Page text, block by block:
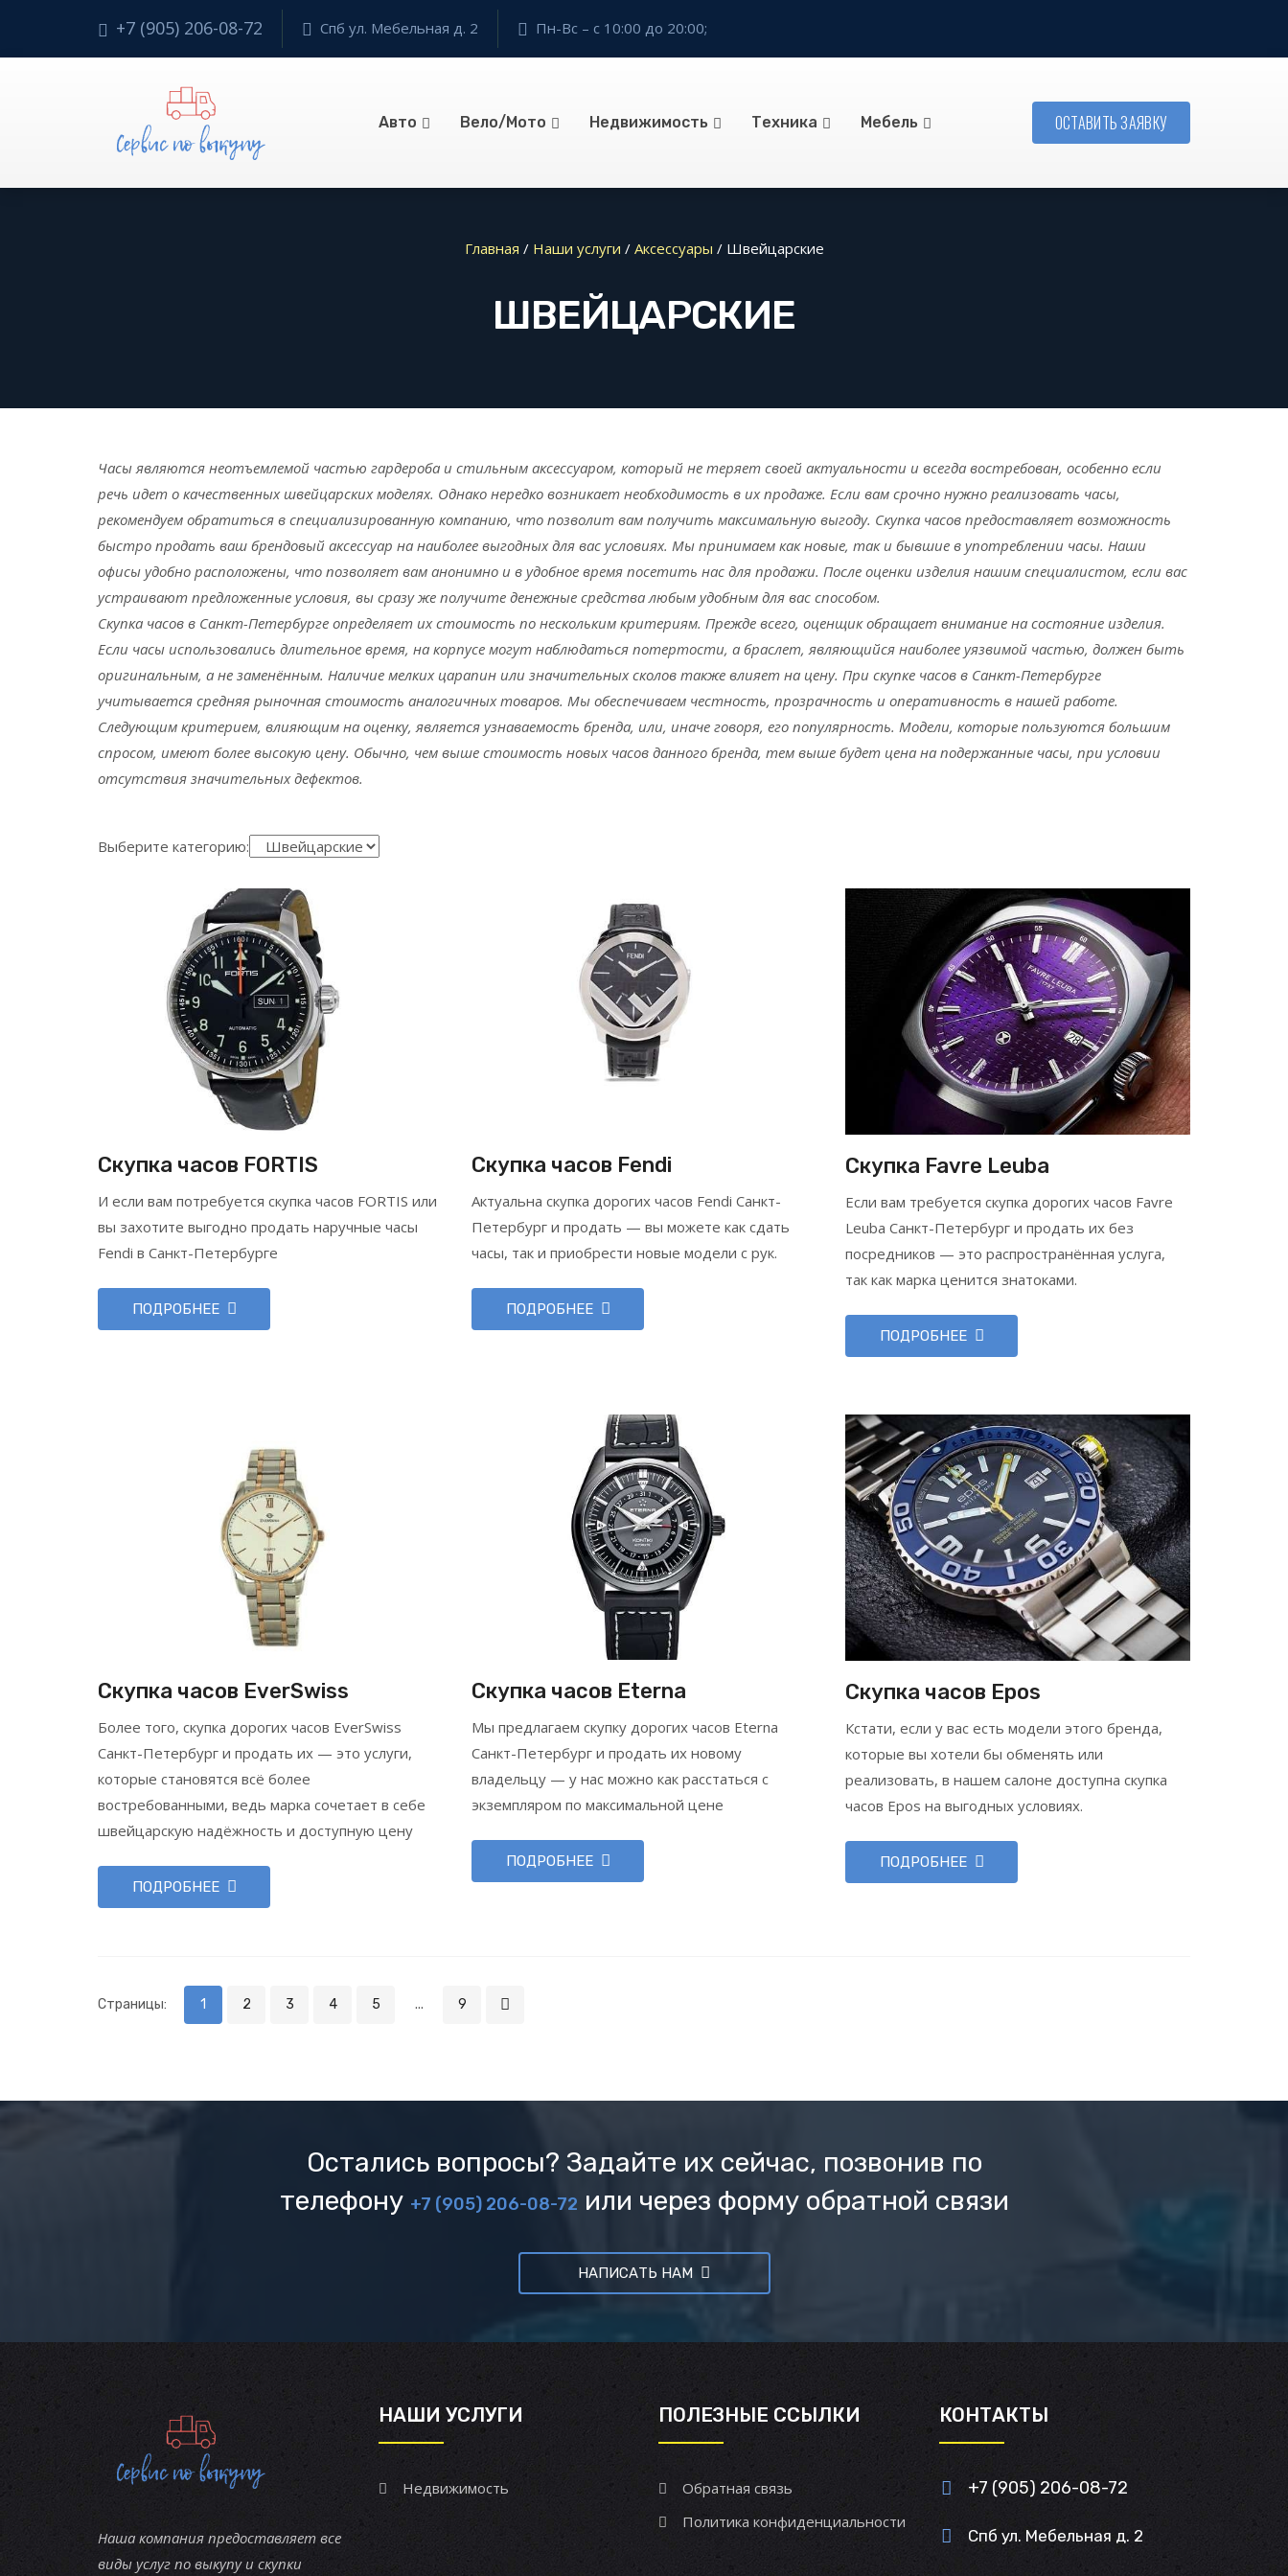
+7 (905) 206-08-72 Спб ул. Мебельная д. 2 Пн-Вс – с 10:00 до 20:00;
Авто Вело/Мото Недвижимость Техника Мебель ОСТАВИТЬ ЗАЯВКУ
Главная / Наши услуги / Аксессуары / Швейцарские
ШВЕЙЦАРСКИЕ
Часы являются неотъемлемой частью гардероба и стильным аксессуаром, который не теряет своей актуальности и всегда востребован, особенно если
речь идет о качественных швейцарских моделях. Однако нередко возникает необходимость в их продаже. Если вам срочно нужно реализовать часы,
рекомендуем обратиться в специализированную компанию, что позволит вам получить максимальную выгоду. Скупка часов предоставляет возможность
быстро продать ваш брендовый аксессуар на наиболее выгодных для вас условиях. Мы принимаем как новые, так и бывшие в употреблении часы. Наши
офисы удобно расположены, что позволяет вам анонимно и в удобное время посетить нас для продажи. После оценки изделия нашим специалистом, если вас
устраивают предложенные условия, вы сразу же получите денежные средства любым удобным для вас способом.
Скупка часов в Санкт-Петербурге определяет их стоимость по нескольким критериям. Прежде всего, оценщик обращает внимание на состояние изделия.
Если часы использовались длительное время, на корпусе могут наблюдаться потертости, а браслет, являющийся наиболее уязвимой частью, должен быть
оригинальным, а не заменённым. Наличие мелких царапин или значительных сколов также влияет на цену. При скупке часов в Санкт-Петербурге
учитывается средняя рыночная стоимость аналогичных товаров. Мы обеспечиваем честность, прозрачность и оперативность в нашей работе.
Следующим критерием, влияющим на оценку, является узнаваемость бренда, или, иначе говоря, его популярность. Модели, которые пользуются большим
спросом, имеют более высокую цену. Обычно, чем выше стоимость новых часов данного бренда, тем выше будет цена на подержанные часы, при условии
отсутствия значительных дефектов.
Выберите категорию:
Скупка часов FORTIS
И если вам потребуется скупка часов FORTIS или
вы захотите выгодно продать наручные часы
Fendi в Санкт-Петербурге
ПОДРОБНЕЕ
Скупка часов Fendi
Актуальна скупка дорогих часов Fendi Санкт-
Петербург и продать — вы можете как сдать
часы, так и приобрести новые модели с рук.
ПОДРОБНЕЕ
Скупка Favre Leuba
Если вам требуется скупка дорогих часов Favre
Leuba Санкт-Петербург и продать их без
посредников — это распространённая услуга,
так как марка ценится знатоками.
ПОДРОБНЕЕ
Скупка часов EverSwiss
Более того, скупка дорогих часов EverSwiss
Санкт-Петербург и продать их — это услуги,
которые становятся всё более
востребованными, ведь марка сочетает в себе
швейцарскую надёжность и доступную цену
ПОДРОБНЕЕ
Скупка часов Eterna
Мы предлагаем скупку дорогих часов Eterna
Санкт-Петербург и продать их новому
владельцу — у нас можно как расстаться с
экземпляром по максимальной цене
ПОДРОБНЕЕ
Скупка часов Epos
Кстати, если у вас есть модели этого бренда,
которые вы хотели бы обменять или
реализовать, в нашем салоне доступна скупка
часов Epos на выгодных условиях.
ПОДРОБНЕЕ
Страницы: 1 2 3 4 5 ... 9
Остались вопросы? Задайте их сейчас, позвонив по
телефону +7 (905) 206-08-72 или через форму обратной связи
НАПИСАТЬ НАМ
Наша компания предоставляет все
виды услуг по выкупу и скупки
НАШИ УСЛУГИ
Недвижимость
ПОЛЕЗНЫЕ ССЫЛКИ
Обратная связь
Политика конфиденциальности
КОНТАКТЫ
+7 (905) 206-08-72
Спб ул. Мебельная д. 2